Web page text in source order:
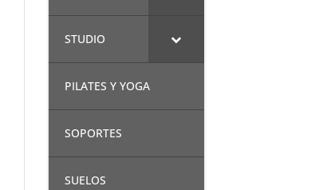
STUDIO
PILATES Y YOGA
SOPORTES
SUELOS